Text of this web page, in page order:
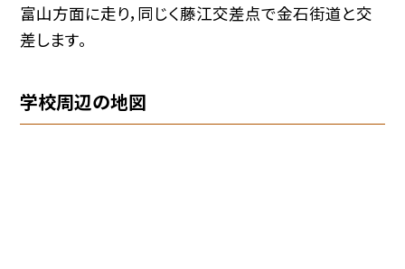
富山方面に走り，同じく藤江交差点で金石街道と交
差します。
学校周辺の地図